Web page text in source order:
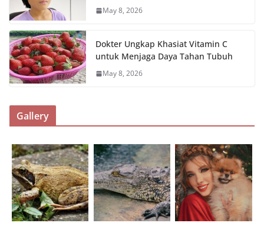
May 8, 2026
Dokter Ungkap Khasiat Vitamin C
untuk Menjaga Daya Tahan Tubuh
May 8, 2026
Gallery